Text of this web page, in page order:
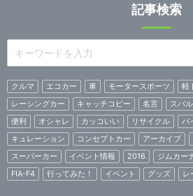
記事検索
クルマ エコカー 車 モータースポーツ 軽
レーシングカー
キャッチコピー 名言 スバル
便利
オシャレ カッコいい リサイクル バ
キュレーション
コンセプトカー アーカイブ
スーパーカー
イベント情報 2016 ジムカー
FIA-F4
行ってみた！ イベント グッズ レ